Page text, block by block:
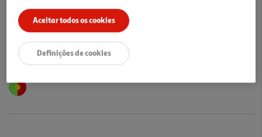
Aceitar todos os cookies
Definições de cookies